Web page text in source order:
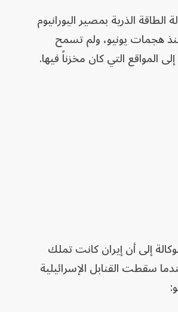
الطاقة الذرية بمصير اليورانيوم
هجمات يونيو، ولم تسمح
المواقع التي كان مخزناً فيها.
إلى أن إيران كانت تملك
سقطت القنابل الإسرائيلية